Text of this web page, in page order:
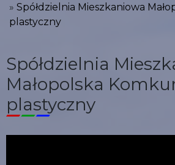
Spółdzielnia Mieszkaniowa
plastyczny
Spółdzielnia
Małopolska
plastyczny